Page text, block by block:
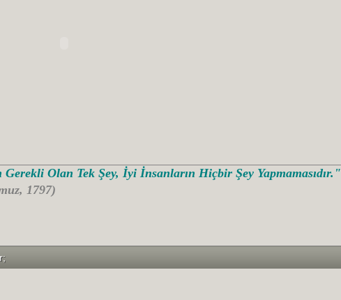
Olan Tek Şey, İyi İnsanların Hiçbir Şey Yapmamasıdır."
1797)